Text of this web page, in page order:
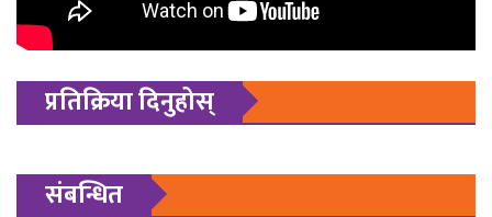
प्रतिक्रिया दिनुहोस्
संबन्धित